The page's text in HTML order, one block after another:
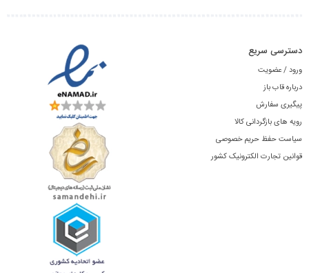
دسترسی سریع
ورود / عضویت
درباره قاب باز
پیگیری سفارش
رویه های بازگردانی کالا
سیاست حفظ حریم خصوصی
قوانین تجارت الکترونیک کشور